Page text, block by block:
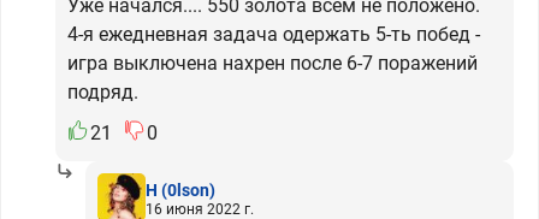
Уже начался.... 550 золота всем не положено.
4-я ежедневная задача одержать 5-ть побед -
игра выключена нахрен после 6-7 поражений
подряд.
21
0
H (0lson)
16 июня 2022 г.